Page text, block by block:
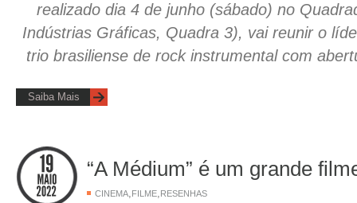
realizado dia 4 de junho (sábado) no
Indústrias Gráficas, Quadra 3), vai reunir o
trio brasiliense de rock instrumental com
Saiba Mais
“A Médium” é um grande
CINEMA FILME RESENHAS